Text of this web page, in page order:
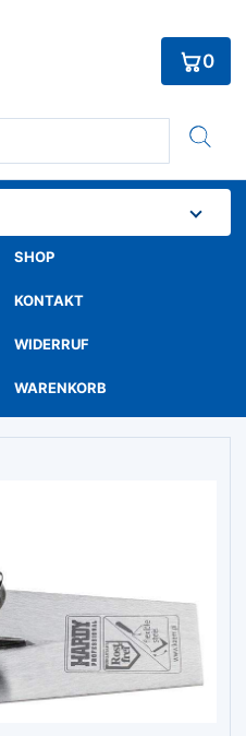
0
SHOP
KONTAKT
WIDERRUF
WARENKORB